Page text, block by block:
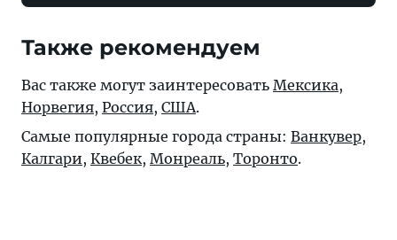
Также рекомендуем
Вас также могут заинтересовать Мексика,
Норвегия, Россия, США.
Самые популярные города страны: Ванкувер,
Калгари, Квебек, Монреаль, Торонто.